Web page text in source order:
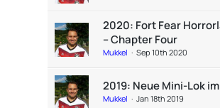
2020: Fort Fear
– Chapter Four
Mukkel Sep 10th 2020
2019: Neue Mini-Lok
Mukkel Jan 18th 2019